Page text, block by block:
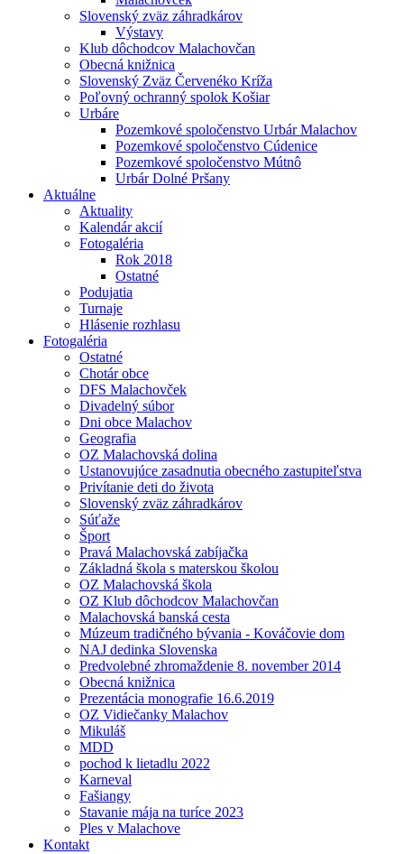
Slovenský zväz záhradkárov
Výstavy
Klub dôchodcov Malachovčan
Obecná knižnica
Slovenský Zväz Červenéko Kríža
Poľovný ochranný spolok Košiar
Urbáre
Pozemkové spoločenstvo Urbár Malachov
Pozemkové spoločenstvo Cúdenice
Pozemkové spoločenstvo Mútnô
Urbár Dolné Pršany
Aktuálne
Aktuality
Kalendár akcií
Fotogaléria
Rok 2018
Ostatné
Podujatia
Turnaje
Hlásenie rozhlasu
Fotogaléria
Ostatné
Chotár obce
DFS Malachovček
Divadelný súbor
Dni obce Malachov
Geografia
OZ Malachovská dolina
Ustanovujúce zasadnutia obecného zastupiteľstva
Privítanie deti do života
Slovenský zväz záhradkárov
Súťaže
Šport
Pravá Malachovská zabíjačka
Základná škola s materskou školou
OZ Malachovská škola
OZ Klub dôchodcov Malachovčan
Malachovská banská cesta
Múzeum tradičného bývania - Kováčovie dom
NAJ dedinka Slovenska
Predvolebné zhromaždenie 8. november 2014
Obecná knižnica
Prezentácia monografie 16.6.2019
OZ Vidiečanky Malachov
Mikuláš
MDD
pochod k lietadlu 2022
Karneval
Fašiangy
Stavanie mája na turíce 2023
Ples v Malachove
Kontakt